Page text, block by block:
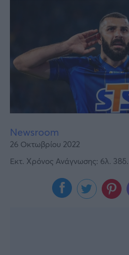
Γυναίκα
Newsroom
26 Οκτωβρίου 2022
Εκτ. Χρόνος Ανάγνωσης: 6λ. 38δ.